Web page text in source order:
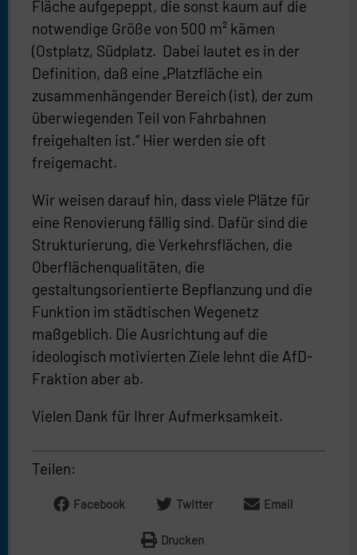
Fläche aufgepeppt, die sonst kaum auf die
notwendige Größe von 500 m² kämen
(Ostplatz, Südplatz. Dabei lautet es in der
Definition, daß eine „Platzfläche ein
zusammenhängender Bereich (ist), der zum
überwiegenden Teil von Fahrbahnen
freigehalten ist.“ Hier werden sie oft
freigemacht.
Wir weisen darauf hin, dass viele Plätze für
eine Renovierung fällig sind. Dafür sind die
Strukturierung, die Verkehrsflächen, die
Oberflächenqualitäten, die
gestaltungsorientierte Bepflanzung und die
Funktion im städtischen Wegenetz
maßgeblich. Die Ausrichtung auf die
ideologisch motivierten Ziele lehnt die AfD-
Fraktion aber ab.
Vielen Dank für Ihrer Aufmerksamkeit.
Teilen:
Facebook Twitter Email
Drucken